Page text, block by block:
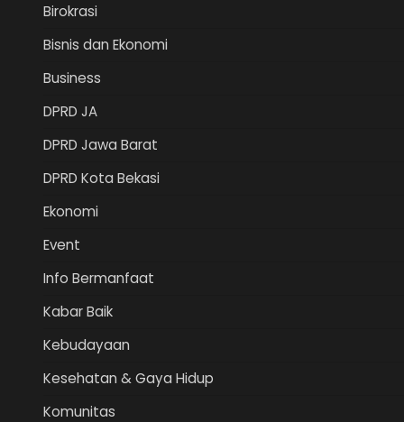
Birokrasi
Bisnis dan Ekonomi
Business
DPRD JA
DPRD Jawa Barat
DPRD Kota Bekasi
Ekonomi
Event
Info Bermanfaat
Kabar Baik
Kebudayaan
Kesehatan & Gaya Hidup
Komunitas